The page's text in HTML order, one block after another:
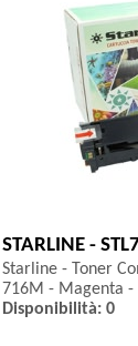
STARLINE -
Starline - Toner
716M - Magenta -
Disponibilità: 0